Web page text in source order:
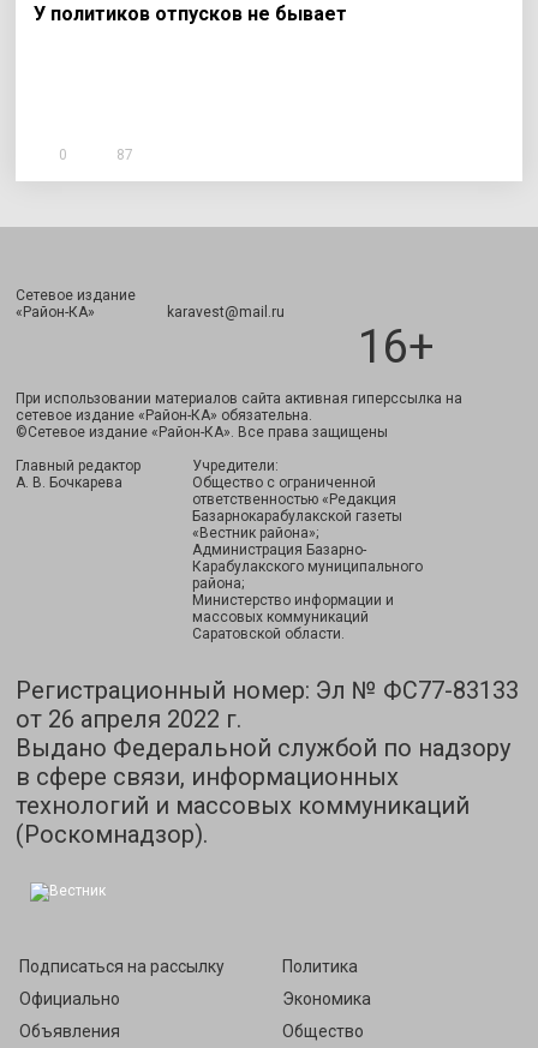
У политиков отпусков не бывает
0 87
Сетевое издание
«Район-КА» karavest@mail.ru
16+
При использовании материалов сайта активная гиперссылка на
сетевое издание «Район-КА» обязательна.
©Сетевое издание «Район-КА». Все права защищены
Главный редактор
А. В. Бочкарева
Учредители:
Общество с ограниченной
ответственностью «Редакция
Базарнокарабулакской газеты
«Вестник района»;
Администрация Базарно-
Карабулакского муниципального
района;
Министерство информации и
массовых коммуникаций
Саратовской области.
Регистрационный номер: Эл № ФС77-83133
от 26 апреля 2022 г.
Выдано Федеральной службой по надзору
в сфере связи, информационных
технологий и массовых коммуникаций
(Роскомнадзор).
Подписаться на рассылку
Официально
Объявления
Политика
Экономика
Общество
Подписаться